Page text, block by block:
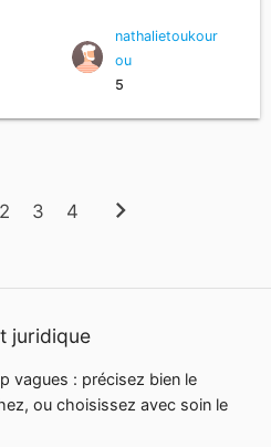
nathalietoukour
ou
5
2 3 4 chevron_right
juridique
vagues : précisez bien le
ou choisissez avec soin le